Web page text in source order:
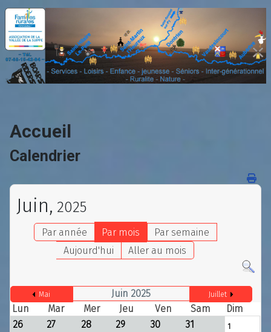
Accueil
Calendrier
Juin, 2025
Par année Par mois
Par semaine
Aujourd'hui
Aller au mois
Mai Juin 2025 Juillet
Lun Mar Mer Jeu Ven Sam
Dim
26
27 28 29 30 31 1